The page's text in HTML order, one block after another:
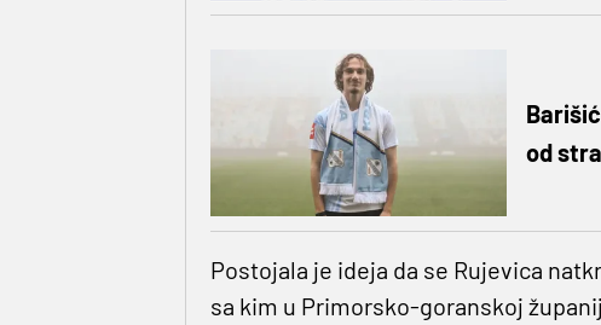
od
Postojala je ideja da se Rujevica
sa kim u Primorsko-goranskoj